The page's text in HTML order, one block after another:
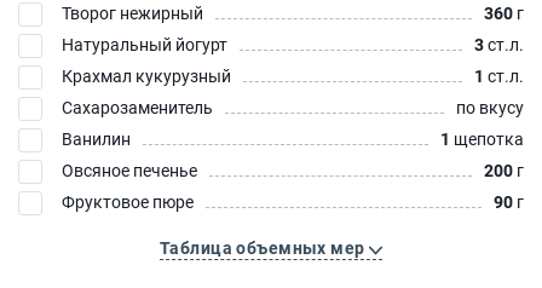
Творог нежирный
360 г
Натуральный йогурт
3ст.л.
Крахмал кукурузный
1 ст.л.
Сахарозаменитель
по вкусу
Ванилин
1 щепотка
Овсяное печенье
200 г
Фруктовое пюре
90 г
Таблица объемных мер